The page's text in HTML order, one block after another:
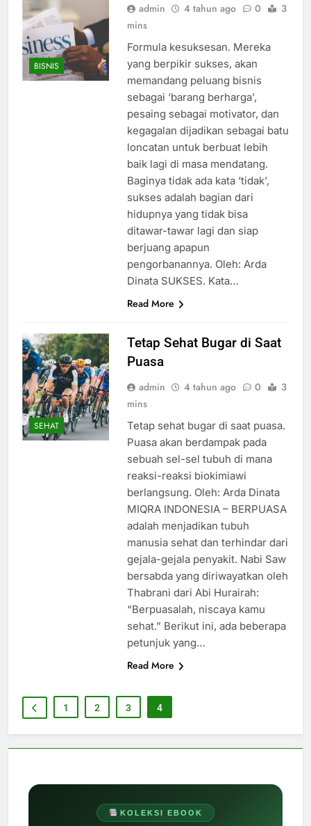
KOLEKSI EBOOK
BISNIS
admin 4 tahun ago 0
3
mins
Formula kesuksesan. Mereka
yang berpikir sukses, akan
memandang peluang bisnis
sebagai ‘barang berharga’,
pesaing sebagai motivator, dan
kegagalan dijadikan sebagai batu
loncatan untuk berbuat lebih
baik lagi di masa mendatang.
Baginya tidak ada kata ‘tidak’,
sukses adalah bagian dari
hidupnya yang tidak bisa
ditawar-tawar lagi dan siap
berjuang apapun
pengorbanannya. Oleh: Arda
Dinata SUKSES. Kata…
Read More
SEHAT
Tetap Sehat Bugar di Saat
Puasa
admin 4 tahun ago 0
3
mins
Tetap sehat bugar di saat puasa.
Puasa akan berdampak pada
sebuah sel-sel tubuh di mana
reaksi-reaksi biokimiawi
berlangsung. Oleh: Arda Dinata
MIQRA INDONESIA – BERPUASA
adalah menjadikan tubuh
manusia sehat dan terhindar dari
gejala-gejala penyakit. Nabi Saw
bersabda yang diriwayatkan oleh
Thabrani dari Abi Hurairah:
“Berpuasalah, niscaya kamu
sehat.” Berikut ini, ada beberapa
petunjuk yang…
Read More
1 2 3 4